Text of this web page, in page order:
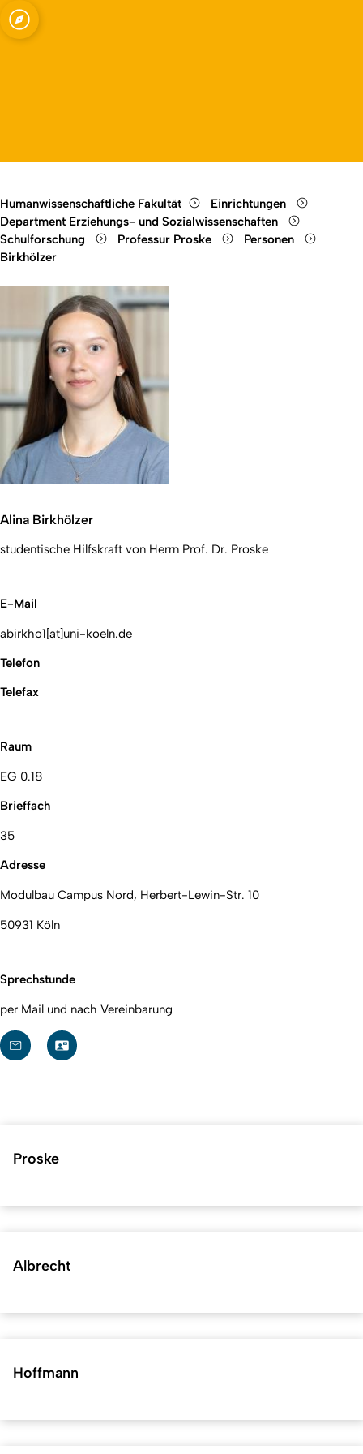
–
mit dem
und
Open quicklink menu
Humanwissenschaftliche Fakultät
Einrichtungen
Department Erziehungs- und Sozialwissenschaften
Schulforschung
Professur Proske
Personen
Birkhölzer
Alina Birkhölzer
studentische Hilfskraft von Herrn Prof. Dr. Proske
E-Mail
abirkho1[at]uni-koeln.de
Telefon
Telefax
Raum
EG 0.18
Brieffach
35
Adresse
Modulbau Campus Nord, Herbert-Lewin-Str. 10
50931 Köln
Sprechstunde
per Mail und nach Vereinbarung
Proske
Albrecht
Hoffmann